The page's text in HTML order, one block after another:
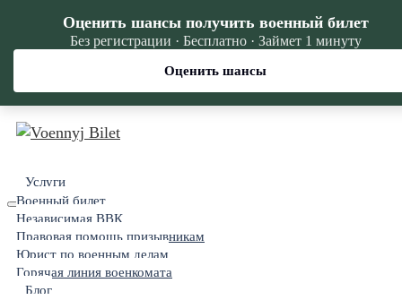
Услуги
Военный билет
Независимая ВВК
Правовая помощь призывникам
Юрист по военным делам
Горячая линия военкомата
Блог
Оценить шансы получить военный билет
Без регистрации · Бесплатно · Займет 1 минуту
Оценить шансы